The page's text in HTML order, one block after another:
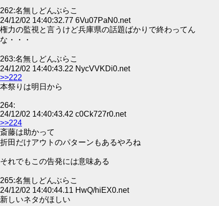
262:名無しどんぶらこ
24/12/02 14:40:32.77 6Vu07PaN0.net
権力の監視と言うけど兵庫県の話題ばかりで終わってん
な・・・
263:名無しどんぶらこ
24/12/02 14:40:43.22 NycVVKDi0.net
>>222
本祭りは明日から
264:
24/12/02 14:40:43.42 c0Ck727r0.net
>>224
斎藤は助かって
折田だけアウトのパターンもあるやろね
それでもこの告発には意味ある
265:名無しどんぶらこ
24/12/02 14:40:44.11 HwQ/hiEX0.net
新しいネタがほしい